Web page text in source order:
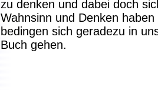
zu denken und dabei doch
Wahnsinn und Denken
bedingen sich geradezu in
Buch gehen.